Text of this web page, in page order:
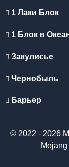
1 Лаки Блок
1 Блок в
Закулисье
Чернобыль
Барьер
© 2022 - 2026